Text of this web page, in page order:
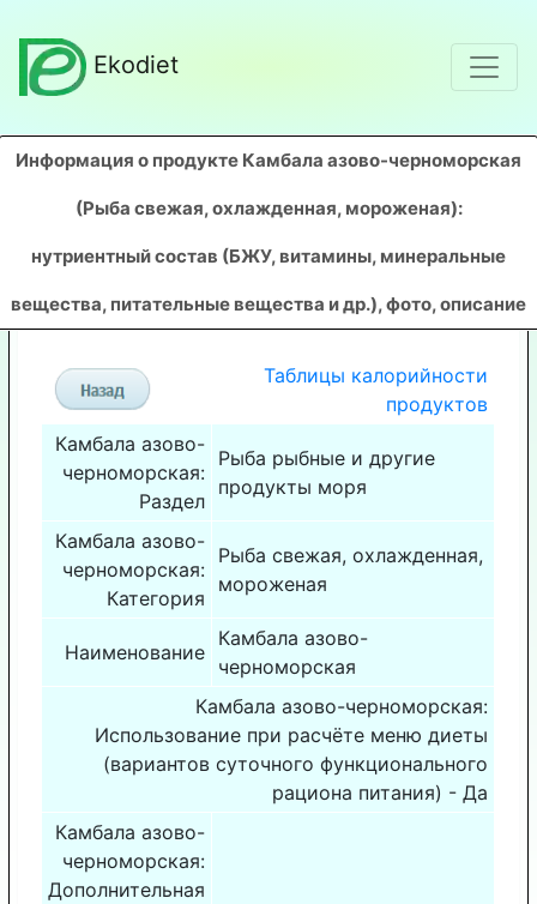
Ekodiet
Информация о продукте Камбала азово-черноморская
(Рыба свежая, охлажденная, мороженая):
нутриентный состав (БЖУ, витамины, минеральные
вещества, питательные вещества и др.), фото, описание
Таблицы калорийности
продуктов
Камбала азово-
черноморская:
Раздел
Рыба рыбные и другие
продукты моря
Камбала азово-
черноморская:
Категория
Рыба свежая, охлажденная,
мороженая
Наименование
Камбала азово-
черноморская
Камбала азово-черноморская:
Использование при расчёте меню диеты
(вариантов суточного функционального
рациона питания) - Да
Камбала азово-
черноморская:
Дополнительная